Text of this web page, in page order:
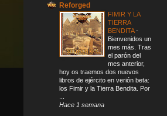
Reforged
FIMIR Y LA
TIERRA
BENDITA-
Bienvenidos un
mes más. Tras
el parón del
mes anterior,
hoy os traemos dos nuevos
libros de ejército en verión beta:
los Fimir y la Tierra Bendita. Por
Hace 1 semana